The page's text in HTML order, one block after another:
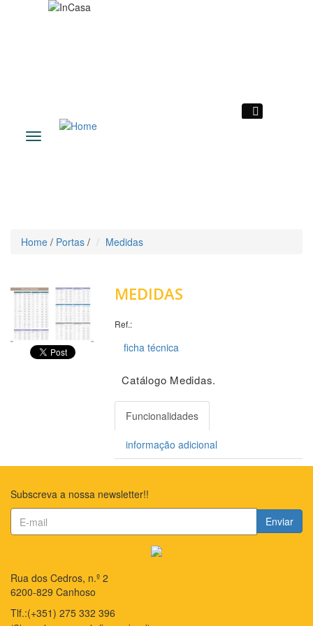
Toggle
Home / Portas / Medidas
MEDIDAS
Ref.:
ficha técnica
Catálogo Medidas.
Funcionalidades
informação adicional
Subscreva a nossa newsletter!!
Enviar
Rua dos Cedros, n.º 2
6200-829 Canhoso
Tlf.:(+351) 275 332 396